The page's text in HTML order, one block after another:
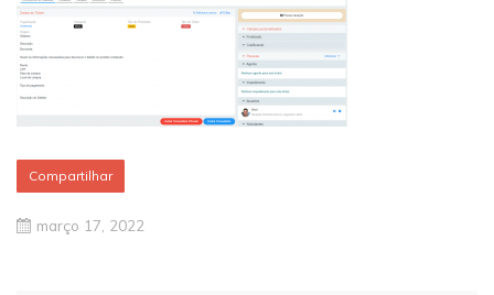
Compartilhar
março 17, 2022